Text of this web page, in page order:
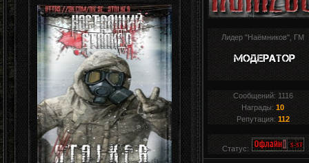
Лидер "Наёмников", ГМ
Сообщений: 1116
Награды:10
Репутация: 112
Статус: